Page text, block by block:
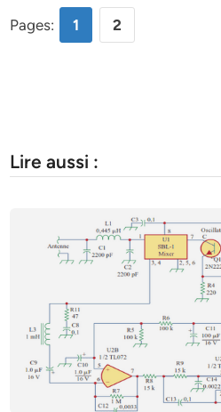
Pages: 1 2
Lire aussi :